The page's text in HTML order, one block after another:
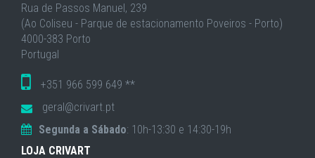
Rua de Passos Manuel, 239
(Ao Coliseu - Parque de estacionamento Poveiros - Porto)
4000-383 Porto
Portugal
+351 966 599 649 **
geral@crivart.pt
Segunda a Sábado: 10h-13:30 e 14:30-19h
LOJA CRIVART